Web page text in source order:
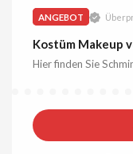
ANGEBOT
Kostüm Makeup
Hier finden Sie